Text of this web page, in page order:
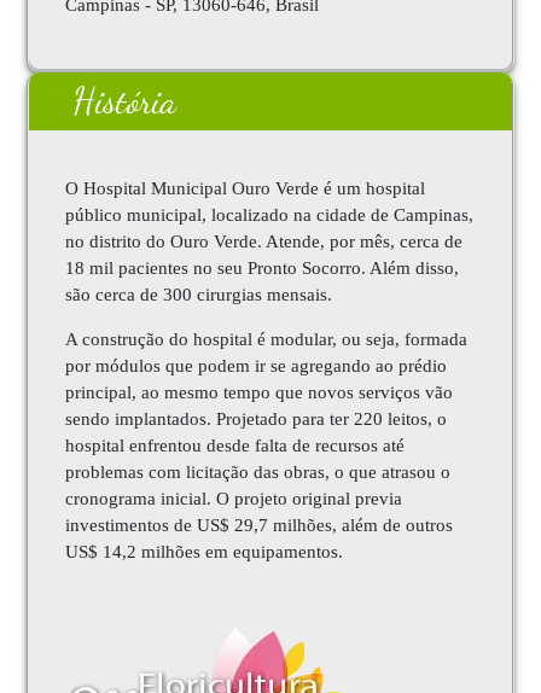
Campinas - SP, 13060-646, Brasil
História
O Hospital Municipal Ouro Verde é um hospital
público municipal, localizado na cidade de Campinas,
no distrito do Ouro Verde. Atende, por mês, cerca de
18 mil pacientes no seu Pronto Socorro. Além disso,
são cerca de 300 cirurgias mensais.
A construção do hospital é modular, ou seja, formada
por módulos que podem ir se agregando ao prédio
principal, ao mesmo tempo que novos serviços vão
sendo implantados. Projetado para ter 220 leitos, o
hospital enfrentou desde falta de recursos até
problemas com licitação das obras, o que atrasou o
cronograma inicial. O projeto original previa
investimentos de US$ 29,7 milhões, além de outros
US$ 14,2 milhões em equipamentos.